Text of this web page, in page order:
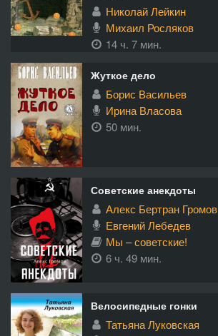
Николай Лейкин
Михаил Росляков
14 ч. 7 мин.
Жуткое дело
Борис Васильев
Ирина Власова
50 мин.
Советские анекдоты
Алекс Бертран Громов
Евгений Лебедев
Мы – советские!
6 ч. 49 мин.
Велосипедные гонки
Татьяна Луковская